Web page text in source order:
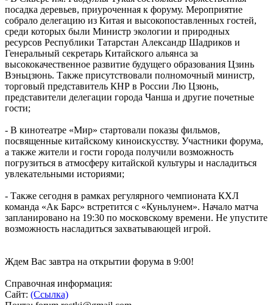
посадка деревьев, приуроченная к форуму. Мероприятие
собрало делегацию из Китая и высокопоставленных гостей,
среди которых были Министр экологии и природных
ресурсов Республики Татарстан Александр Шадриков и
Генеральный секретарь Китайского альянса за
высококачественное развитие будущего образования Цзинь
Вэньцзюнь. Также присутствовали полномочный министр,
торговый представитель КНР в России Лю Цзюнь,
представители делегации города Чанша и другие почетные
гости;
- В кинотеатре «Мир» стартовали показы фильмов,
посвященные китайскому киноискусству. Участники форума,
а также жители и гости города получили возможность
погрузиться в атмосферу китайской культуры и насладиться
увлекательными историями;
- Также сегодня в рамках регулярного чемпионата КХЛ
команда «Ак Барс» встретится с «Куньлунем». Начало матча
запланировано на 19:30 по московскому времени. Не упустите
возможность насладиться захватывающей игрой.
Ждем Вас завтра на открытии форума в 9:00!
Справочная информация:
Сайт: (Ссылка)